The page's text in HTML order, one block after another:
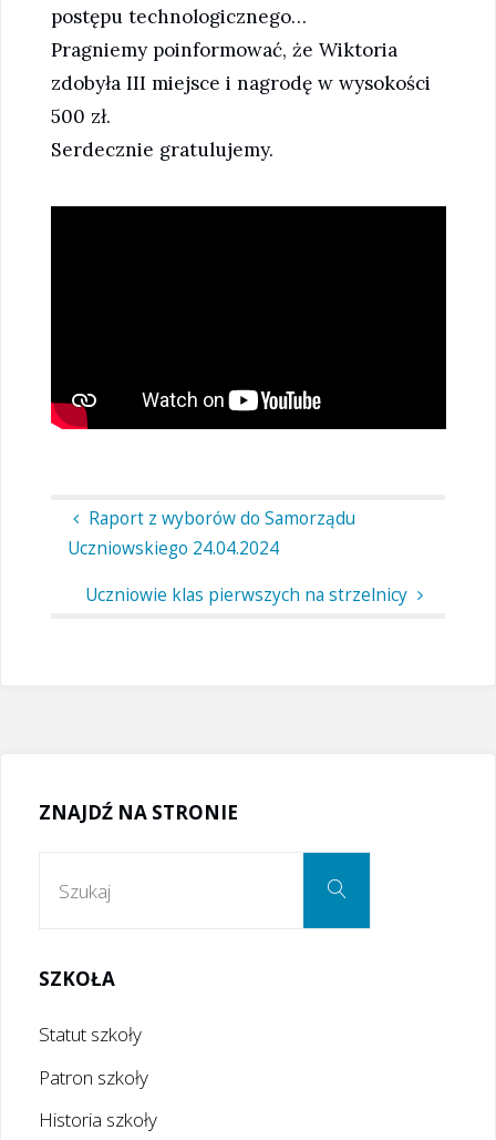
postępu technologicznego…
Pragniemy poinformować, że Wiktoria
zdobyła III miejsce i nagrodę w wysokości
500 zł.
Serdecznie gratulujemy.
Raport z wyborów do Samorządu
Uczniowskiego 24.04.2024
Uczniowie klas pierwszych na strzelnicy
ZNAJDŹ NA STRONIE
Szukaj
SZKOŁA
Statut szkoły
Patron szkoły
Historia szkoły